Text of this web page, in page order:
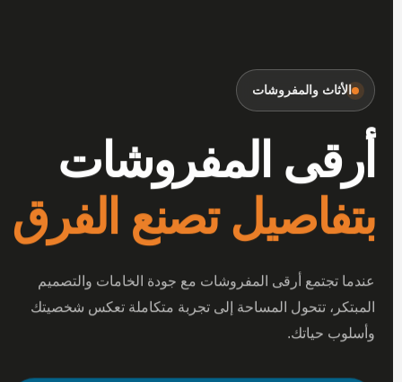
الأثاث والمفروشات
أرقى المفروشات
بتفاصيل تصنع الفرق
عندما تجتمع أرقى المفروشات مع جودة الخامات والتصميم
المبتكر، تتحول المساحة إلى تجربة متكاملة تعكس شخصيتك
وأسلوب حياتك.